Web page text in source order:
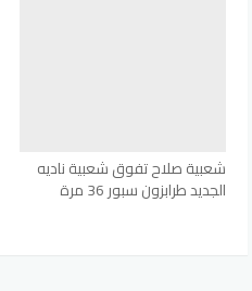
شعبية صلاح تفوق شعبية ناديه
الجديد طرابزون سبور 36 مرة